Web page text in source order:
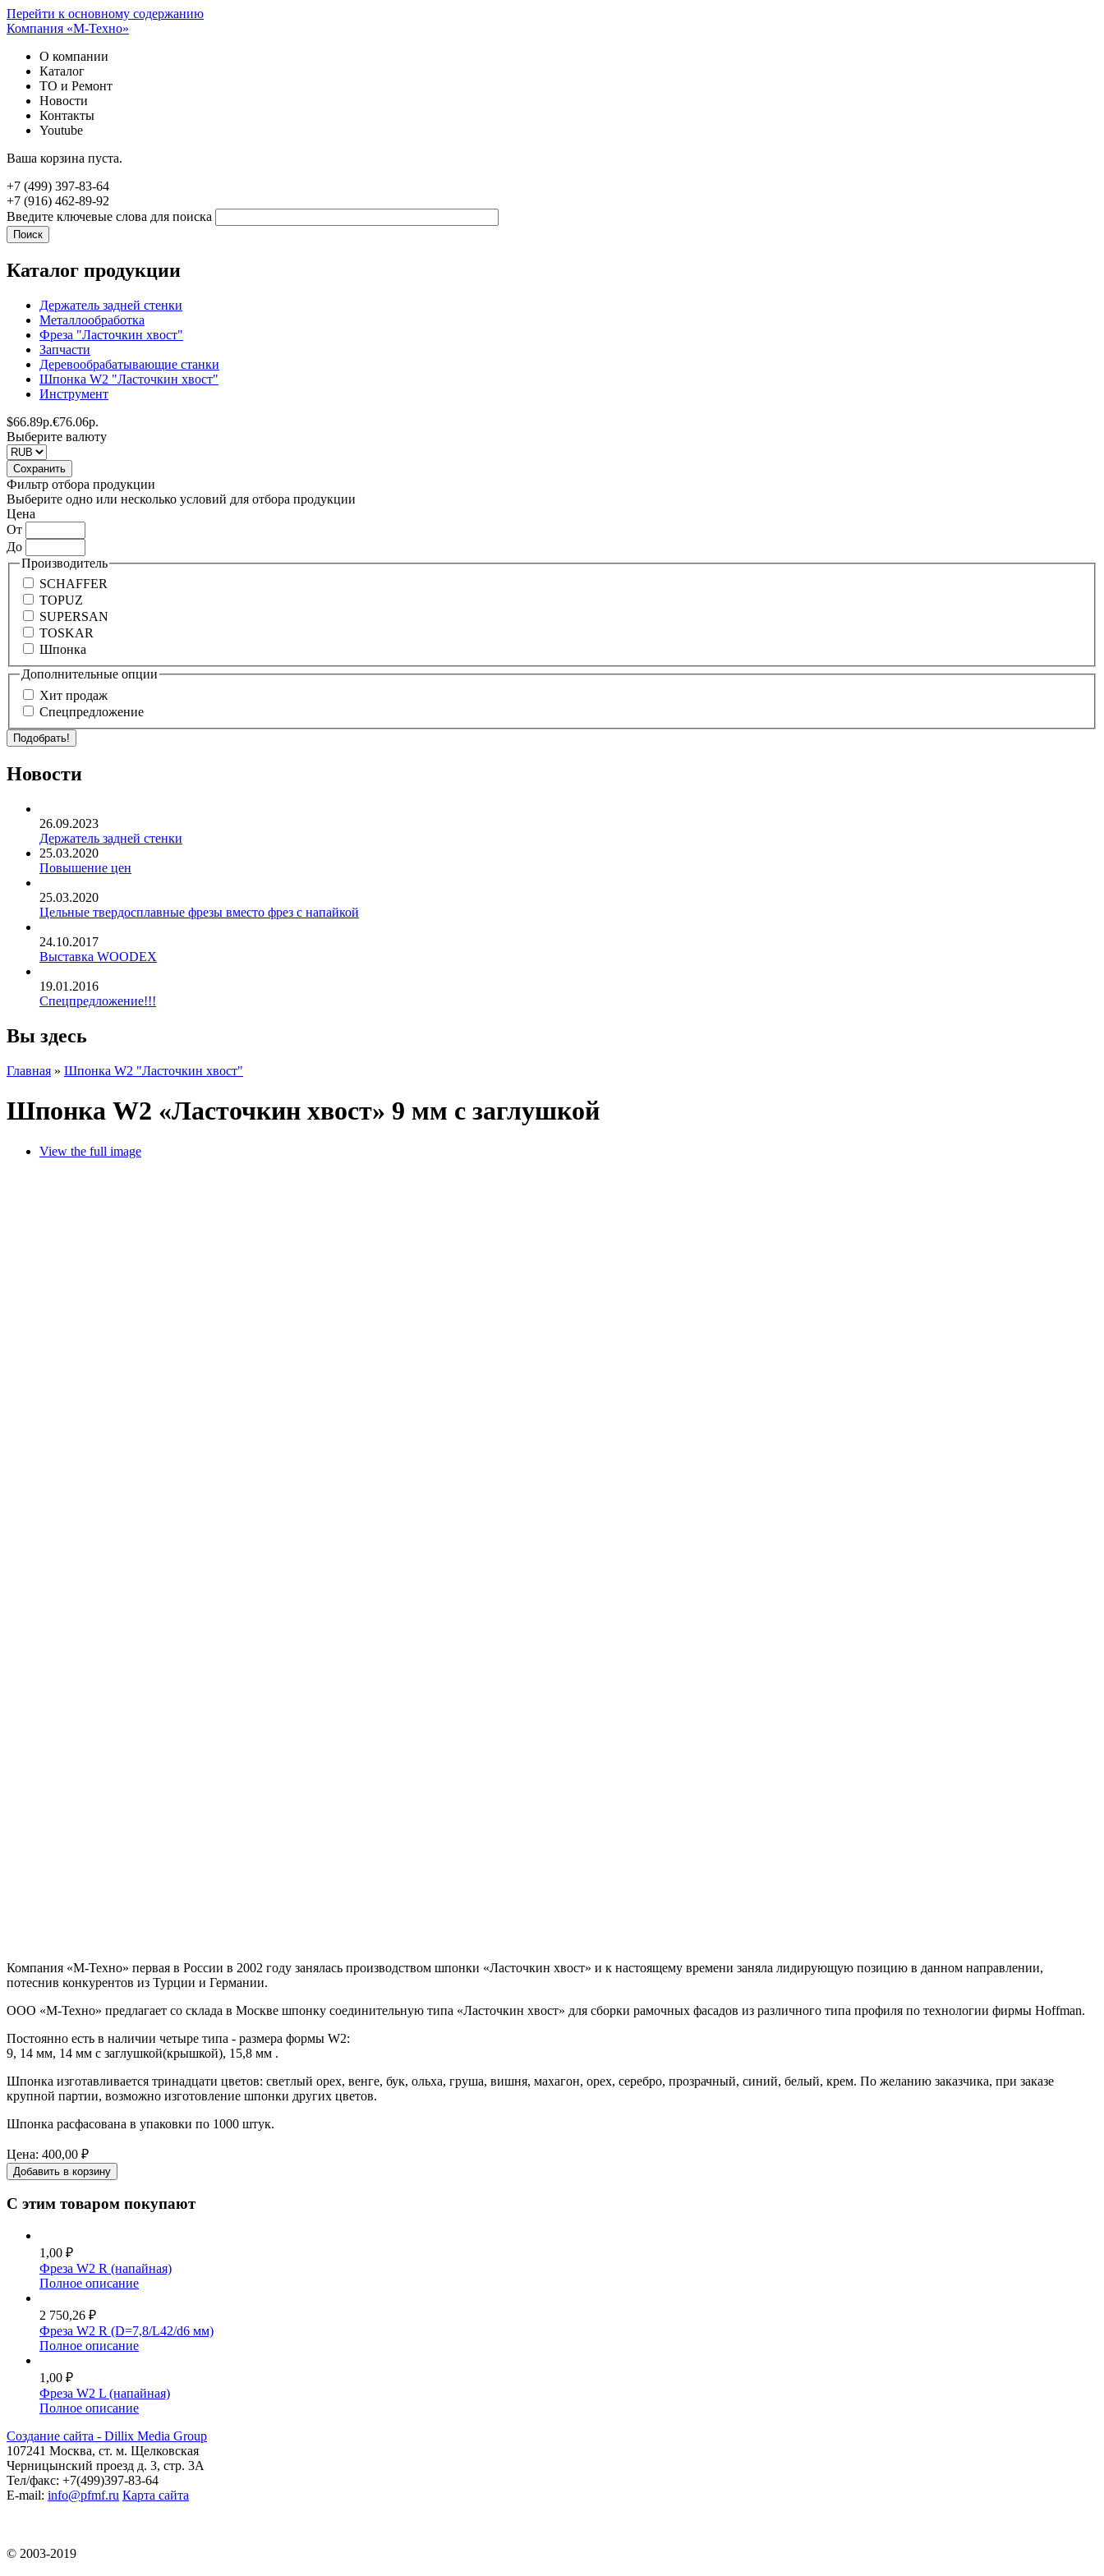
Перейти к основному содержанию
Компания «М-Техно»
О компании
Каталог
ТО и Ремонт
Новости
Контакты
Youtube
Ваша корзина пуста.
+7 (499) 397-83-64
+7 (916) 462-89-92
Введите ключевые слова для поиска
Каталог продукции
Держатель задней стенки
Металлообработка
Фреза "Ласточкин хвост"
Запчасти
Деревообрабатывающие станки
Шпонка W2 "Ласточкин хвост"
Инструмент
$66.89р.€76.06р.
Выберите валюту
Фильтр отбора продукции
Выберите одно или несколько условий для отбора продукции
Цена
От
До
Производитель
SCHAFFER
TOPUZ
SUPERSAN
TOSKAR
Шпонка
Дополнительные опции
Хит продаж
Спецпредложение
Новости
26.09.2023
Держатель задней стенки
25.03.2020
Повышение цен
25.03.2020
Цельные твердосплавные фрезы вместо фрез с напайкой
24.10.2017
Выставка WOODEX
19.01.2016
Спецпредложение!!!
Вы здесь
Главная » Шпонка W2 "Ласточкин хвост"
Шпонка W2 «Ласточкин хвост» 9 мм с заглушкой
View the full image
Компания «М-Техно» первая в России в 2002 году занялась производством шпонки «Ласточкин хвост» и к настоящему времени заняла лидирующую позицию в данном направлении,
потеснив конкурентов из Турции и Германии.
ООО «М-Техно» предлагает со склада в Москве шпонку соединительную типа «Ласточкин хвост» для сборки рамочных фасадов из различного типа профиля по технологии фирмы Hoffman.
Постоянно есть в наличии четыре типа - размера формы W2:
9, 14 мм, 14 мм с заглушкой(крышкой), 15,8 мм .
Шпонка изготавливается тринадцати цветов: светлый орех, венге, бук, ольха, груша, вишня, махагон, орех, серебро, прозрачный, синий, белый, крем. По желанию заказчика, при заказе
крупной партии, возможно изготовление шпонки других цветов.
Шпонка расфасована в упаковки по 1000 штук.
Цена: 400,00 ₽
С этим товаром покупают
1,00 ₽
Фреза W2 R (напайная)
Полное описание
2 750,26 ₽
Фреза W2 R (D=7,8/L42/d6 мм)
Полное описание
1,00 ₽
Фреза W2 L (напайная)
Полное описание
Создание сайта - Dillix Media Group
107241 Москва, ст. м. Щелковская
Черницынский проезд д. 3, стр. 3А
Тел/факс: +7(499)397-83-64
E-mail: info@pfmf.ru Карта сайта
© 2003-2019